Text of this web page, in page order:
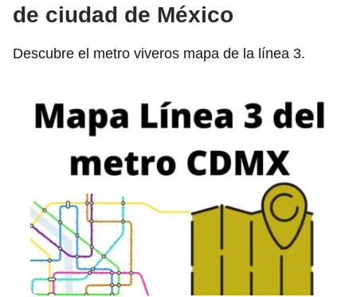
de ciudad de México
Descubre el metro viveros mapa de la línea 3.